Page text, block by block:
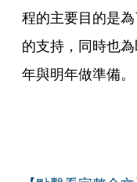
程的主要目的是
的支持，同時也
年與明年做準備。